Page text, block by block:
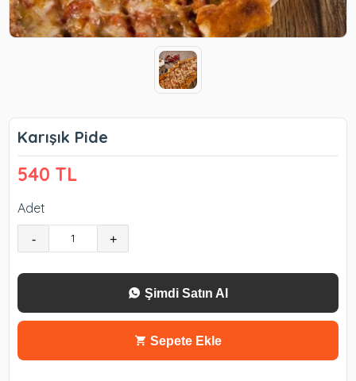
Karışık Pide
540 TL
Adet
- +
Şimdi Satın Al
Sepete Ekle